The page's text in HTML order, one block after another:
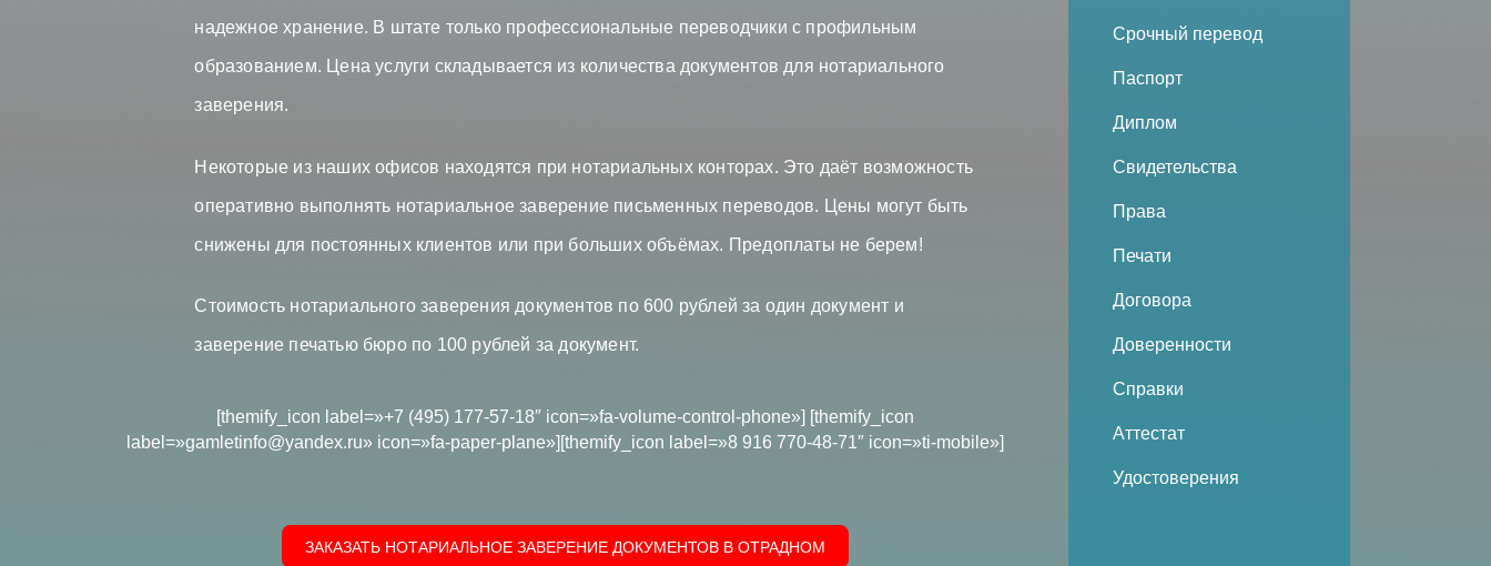
надежное хранение. В штате только профессиональные переводчики с профильным
образованием. Цена услуги складывается из количества документов для нотариального
заверения.
Некоторые из наших офисов находятся при нотариальных конторах. Это даёт возможность
оперативно выполнять нотариальное заверение письменных переводов. Цены могут быть
снижены для постоянных клиентов или при больших объёмах. Предоплаты не берем!
Стоимость нотариального заверения документов по 600 рублей за один документ и
заверение печатью бюро по 100 рублей за документ.
[themify_icon label=»+7 (495) 177-57-18″ icon=»fa-volume-control-phone»] [themify_icon
label=»gamletinfo@yandex.ru» icon=»fa-paper-plane»][themify_icon label=»8 916 770-48-71″ icon=»ti-mobile»]
ЗАКАЗАТЬ НОТАРИАЛЬНОЕ ЗАВЕРЕНИЕ ДОКУМЕНТОВ В ОТРАДНОМ
Срочный перевод
Паспорт
Диплом
Свидетельства
Права
Печати
Договора
Доверенности
Справки
Аттестат
Удостоверения